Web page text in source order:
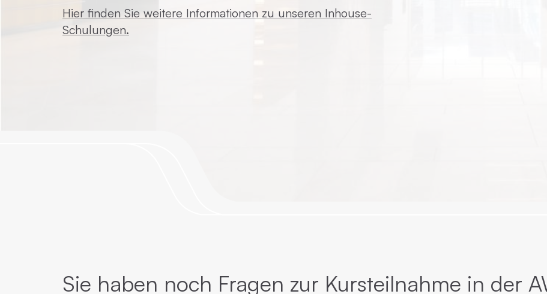
Hier finden Sie weitere Informationen zu unseren Inhouse-
Schulungen.
Sie haben noch Fragen zur Kursteilnahme in der